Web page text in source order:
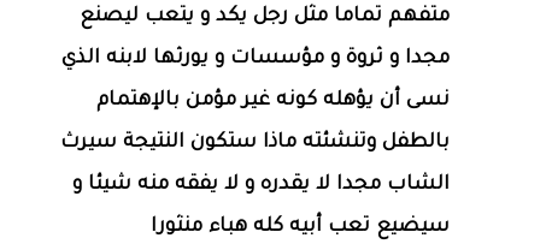
متفهم تماما مثل رجل يكد و يتعب ليصنع
مجدا و ثروة و مؤسسات و يورثها لابنه الذي
نسى أن يؤهله كونه غير مؤمن بالإهتمام
بالطفل وتنشئته ماذا ستكون النتيجة سيرث
الشاب مجدا لا يقدره و لا يفقه منه شيئا و
سيضيع تعب أبيه كله هباء منثورا